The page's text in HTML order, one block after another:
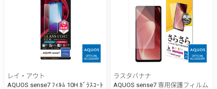
レイ・アウト
AQUOS sense7 ﾌｨﾙﾑ 10H ｶﾞﾗｽｺｰﾄ
ラスタバナナ
AQUOS sense7 専用保護フィルム